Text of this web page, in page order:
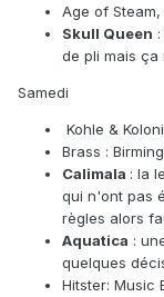
Age of
Skull Queen
de pli mais ça
Samedi
Kohle &
Brass :
Calimala : la
qui n'ont pas
règles alors
Aquatica :
quelques
Hitster: Music